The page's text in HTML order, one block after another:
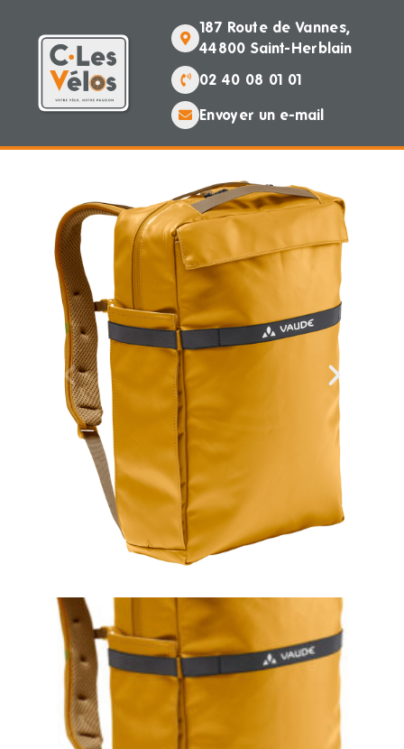
187 Route de Vannes,
44800 Saint-Herblain
02 40 08 01 01
Envoyer un e-mail